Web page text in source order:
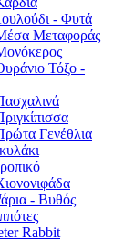
- Φυτά
Μεταφοράς
Τόξο -
Γενέθλια
- Βυθός
Rabbit